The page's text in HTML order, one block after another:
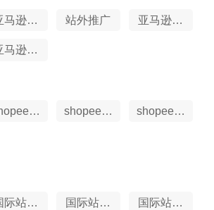
马逊选
工具
站外推广
亚马逊知
马逊申
站
shopee申
shopee代
际站软
国际站代
国际站申